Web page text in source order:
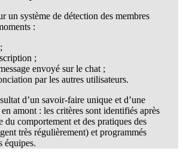
un système de détection des membres
:
;
envoyé sur le chat ;
par les autres utilisateurs.
d’un savoir-faire unique et d’une
amont : les critères sont identifiés après
du comportement et des pratiques des
très régulièrement) et programmés
équipes.